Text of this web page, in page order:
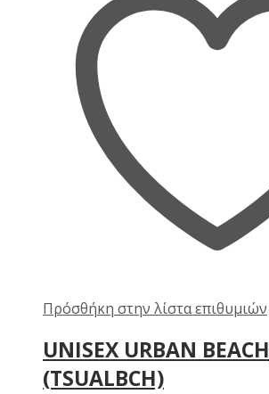
Πρόσθήκη στην λίστα επιθυμιών
UNISEX URBAN BEACH
(TSUALBCH)